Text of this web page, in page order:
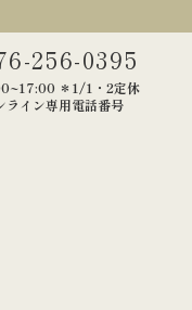
256-0395
＊1/1・2定休
ライン専用電話番号